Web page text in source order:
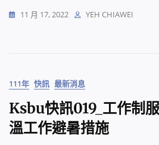
11 月 17, 2022 YEH CHIAWEI
111年 快訊 最新消息
Ksbu快訊019_工作制
溫工作避暑措施